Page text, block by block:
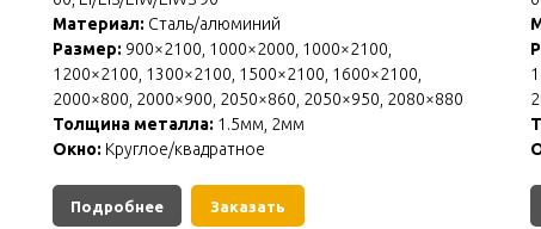
Материал: Сталь/алюминий
Размер: 900×2100, 1000×2000, 1000×2100,
1200×2100, 1300×2100, 1500×2100, 1600×2100,
2000×800, 2000×900, 2050×860, 2050×950, 2080×880
Толщина металла: 1.5мм, 2мм
Окно: Круглое/квадратное
Подробнее Заказать